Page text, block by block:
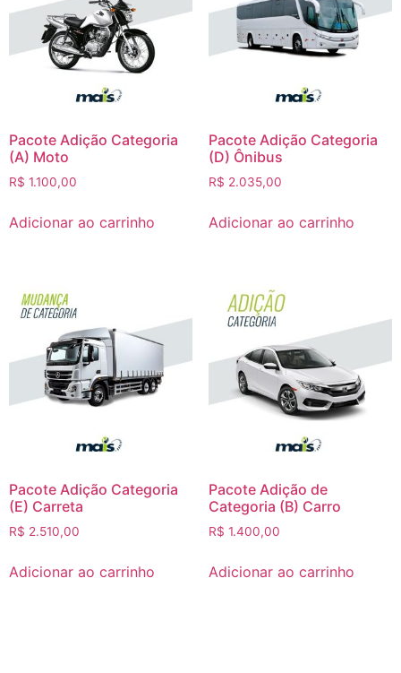
Pacote Adição Categoria
(A) Moto
R$ 1.100,00
Adicionar ao carrinho
Pacote Adição Categoria
(D) Ônibus
R$ 2.035,00
Adicionar ao carrinho
Pacote Adição Categoria
(E) Carreta
R$ 2.510,00
Adicionar ao carrinho
Pacote Adição de
Categoria (B) Carro
R$ 1.400,00
Adicionar ao carrinho